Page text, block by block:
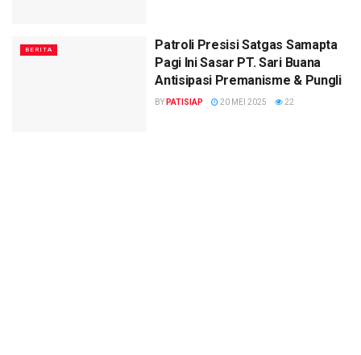
BERITA
Patroli Presisi Satgas Samapta
Pagi Ini Sasar PT. Sari Buana
Antisipasi Premanisme & Pungli
BY PATISIAP 20 MEI 2025 22